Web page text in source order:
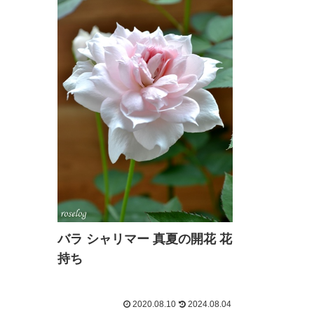
バラ シャリマー 真夏の開花 花
持ち
2020.08.10 2024.08.04